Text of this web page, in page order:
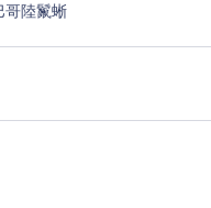
陸鬣蜥